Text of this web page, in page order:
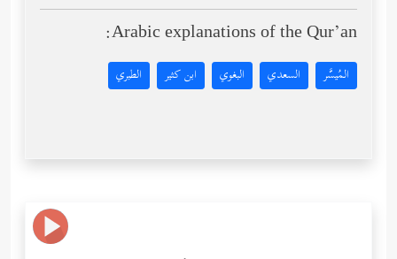
Arabic explanations of the Qur’an:
المُيسَّر السعدي البغوي ابن كثير الطبري